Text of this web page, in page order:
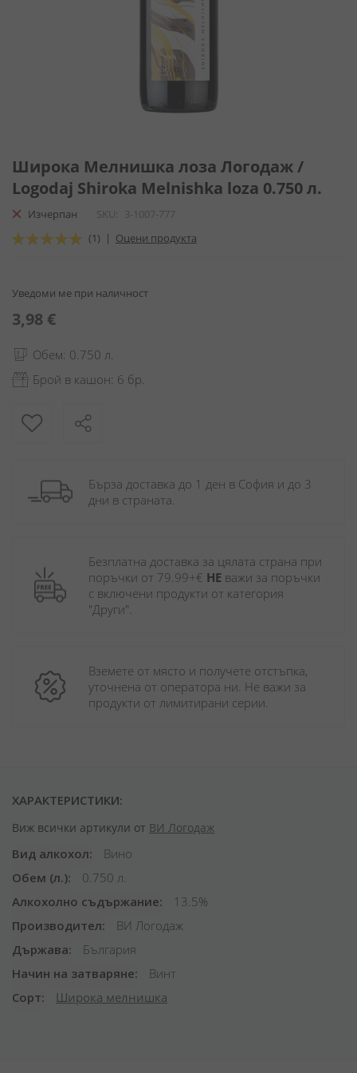
към
началото
на
галерия
снимки
Широка Мелнишка лоза Логодаж /
Logodaj Shiroka Melnishka loza 0.750 л.
Изчерпан SKU
3-1007-777
Оценка:
(1) | Оцени продукта
Уведоми ме при наличност
3,98 €
Обем: 0.750 л.
Брой в кашон: 6 бр.
Бърза доставка до 1 ден в София и до 3
дни в страната.
Безплатна доставка за цялата страна при
поръчки от 79.99+€ НЕ важи за поръчки
с включени продукти от категория
"Други".
Вземете от място и получете отстъпка,
уточнена от оператора ни. Не важи за
продукти от лимитирани серии.
ХАРАКТЕРИСТИКИ:
Виж всички артикули от ВИ Логодаж
Вид алкохол
Вино
Обем (л.)
0.750 л.
Алкохолно съдържание
13.5%
Производител
ВИ Логодаж
Държава
България
Начин на затваряне
Винт
Сорт
Широка мелнишка